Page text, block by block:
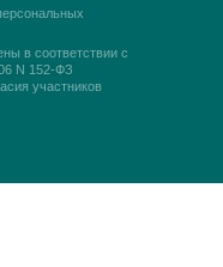
в соответствии с
N 152-ФЗ
участников